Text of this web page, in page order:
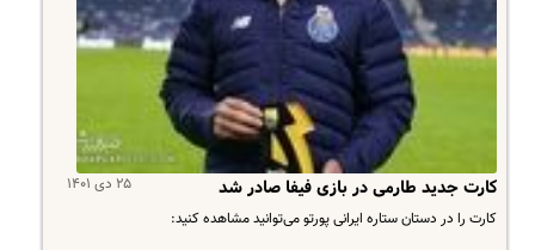
۲۵ دی ۱۴۰۱ کارت جدید طارمی در بازی فیفا صادر شد
کارت را در دستان ستاره ایرانی پورتو می‌توانید مشاهده کنید: